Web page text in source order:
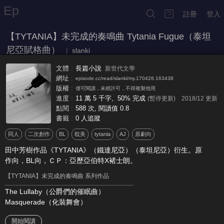
Ep 註冊 登入
【TYTANIA】未完成的奏鳴曲 Tytania Fugue（泰坦
尼亞賦格曲）
| slanki
Tytania Fugue
泰坦尼亞賦格曲
事情怎麼會變成這樣
？
發出疑問的人有堪稱美男子的外表
但當下令他目瞪口呆的情境
，
讓那張俊美但因缺乏個性而被人批評為﹁二流畫家眼中理想的美貌﹂的臉
，
儼然有往三流畫家所繪的俊男那方面傾斜
。
文體 : 長篇小說 新世代文學
網址 : episode.cc/read/slanki/my.170428.163438
版權 : 僅可閱讀，未經許可，不得複製他用
進度 : 11 萬 5 千字, 50% 完成 (暫停更新) 2018/12 更新
點閱 : 588 次, 閱讀值 0.8
書籤 : 0 人追蹤
同人 二次創作 BL 耽美 tytania AJ 原劇向
田中芳樹作品《TYTANIA》（鐵達尼亞）（泰坦尼亞）衍生。原
作向，BL向，ＣＰ：亞歷亞伯特X褚士朗。
【TYTANIA】未完成的奏鳴曲 系列作品
The Lullaby（公爵們的催眠曲）
Masquerade（化裝舞會）
開始閱讀